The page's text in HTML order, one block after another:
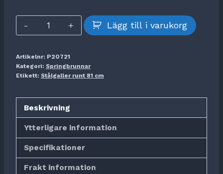
Stålgaller
runt
cm
(till
Lägg till i varukorg
Artikelnr: P20721
Kategori: Springbrunnar
Etikett: Stålgaller runt 81 cm
Beskrivning
Ytterligare information
Specifikationer
Frakt information